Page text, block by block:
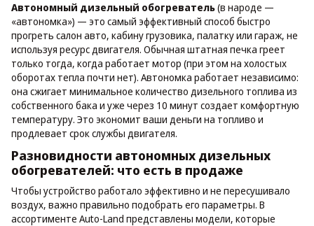
Автономный дизельный обогреватель(в народе —
«автономка») — это самый эффективный способ быстро
прогреть салон авто, кабину грузовика, палатку или гараж, не
используя ресурс двигателя. Обычная штатная печка греет
только тогда, когда работает мотор (при этом на холостых
оборотах тепла почти нет). Автономка работает независимо:
она сжигает минимальное количество дизельного топлива из
собственного бака и уже через 10 минут создает комфортную
температуру. Это экономит ваши деньги на топливо и
продлевает срок службы двигателя.
Разновидности автономных дизельных
обогревателей: что есть в продаже
Чтобы устройство работало эффективно и не пересушивало
воздух, важно правильно подобрать его параметры. В
ассортименте Auto-Land представлены модели, которые